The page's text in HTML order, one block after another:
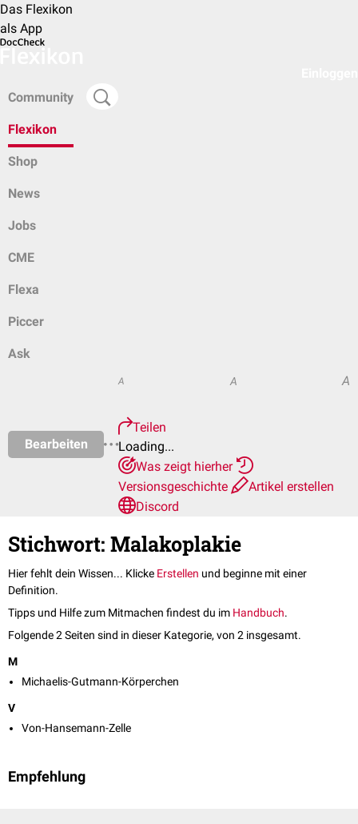
Das Flexikon
als App
Community
Flexikon
Shop
News
Jobs
CME
Flexa
Piccer
Ask
Bearbeiten
A A A
Teilen
Loading...
Was zeigt hierher
Versionsgeschichte
Artikel erstellen
Discord
Stichwort: Malakoplakie
Hier fehlt dein Wissen... Klicke Erstellen und beginne mit einer
Definition.
Tipps und Hilfe zum Mitmachen findest du im Handbuch.
Folgende 2 Seiten sind in dieser Kategorie, von 2 insgesamt.
M
Michaelis-Gutmann-Körperchen
V
Von-Hansemann-Zelle
Empfehlung